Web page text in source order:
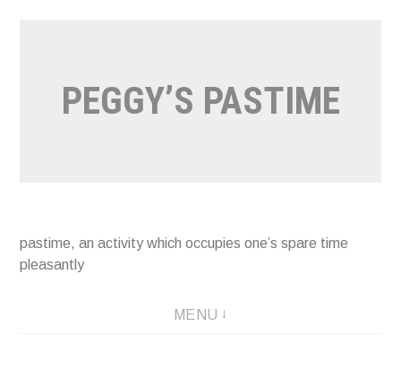
springenPEGGY’S PASTIME
pastime, an activity which occupies one’s spare time
pleasantly
MENU